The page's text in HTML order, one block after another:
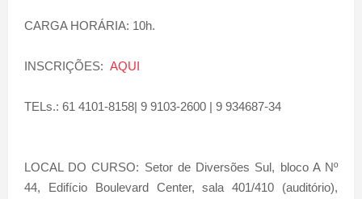
CARGA HORÁRIA: 10h.
INSCRIÇÕES: AQUI
TELs.: 61 4101-8158| 9 9103-2600 | 9 934687-34
LOCAL DO CURSO: Setor de Diversões Sul, bloco A Nº
44, Edifício Boulevard Center, sala 401/410 (auditório),